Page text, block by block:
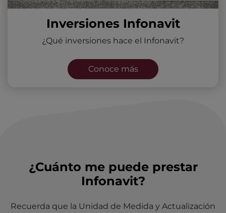
Inversiones Infonavit
¿Qué inversiones hace el Infonavit?
Conoce más
¿Cuánto me puede prestar
Infonavit?
Recuerda que la Unidad de Medida y Actualización